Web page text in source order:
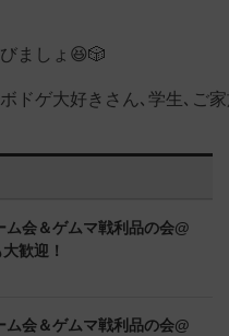
ましょ😆🎲
ドゲ大好きさん､学生､ご
ム会＆ゲムマ戦利品の会@
歓迎！
ム会＆ゲムマ戦利品の会@